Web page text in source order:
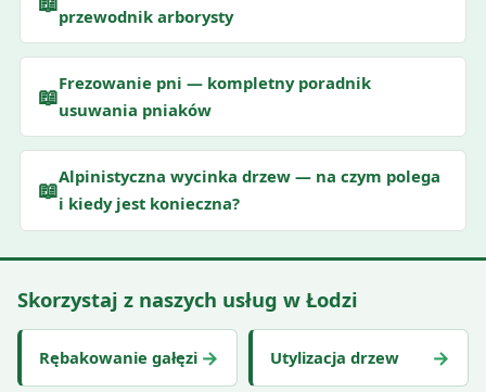
przewodnik arborysty
📖Frezowanie pni — kompletny poradnik
usuwania pniaków
📖Alpinistyczna wycinka drzew — na czym polega
i kiedy jest konieczna?
Skorzystaj z naszych usług w Łodzi
Rębakowanie gałęzi → Utylizacja drzew →